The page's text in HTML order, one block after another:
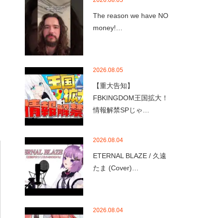
The reason we have NO
money!…
2026.08.05
【重大告知】
FBKINGDOM王国拡大！
情報解禁SPじゃ…
2026.08.04
ETERNAL BLAZE / 久遠
たま (Cover)…
2026.08.04